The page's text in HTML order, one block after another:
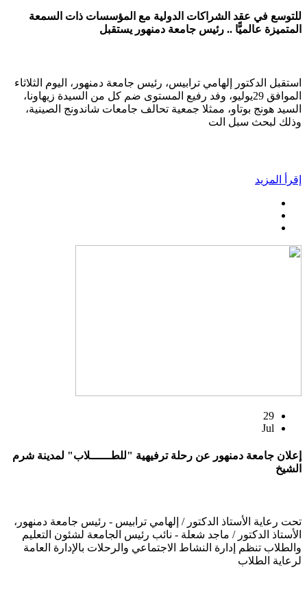
للتوسع في عقد الشراكات الدولية مع المؤسسات ذات السمعة
المتميزة عالميًّا .. رئيس جامعة دمنهور يستقبل
استقبل الدكتور إلهامي ترابيس، رئيس جامعة دمنهور، اليوم الثلاثاء
الموافق 29يوليو، وفد رفيع المستوى ضم كل من السيدة زيهاونا،
السيد هونج بوتاو، ممثلا جمعية تحالف جامعات شاندونج الصينية،
وذلك لبحث سبل الت
إقرأ المزيد
29
Jul
إعلان جامعة دمنهور عن رحلة ترفيهية "للطــــــلاب" لمدينة شرم
الشيخ
تحت رعاية الأستاذ الدكتور / إلهامي ترابيس - رئيس جامعة دمنهور،
الأستاذ الدكتور / ماجد شعلة - نائب رئيس الجامعة لشئون التعليم
والطلاب تنظم إدارة النشاط الاجتماعي والرحلات بالإدارة العامة
لرعاية الطلاب